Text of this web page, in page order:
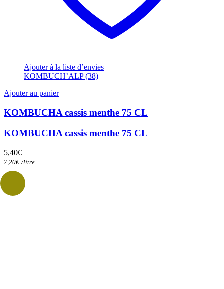
Ajouter à la liste d’envies
KOMBUCH’ALP (38)
Ajouter au panier
KOMBUCHA cassis menthe 75 CL
KOMBUCHA cassis menthe 75 CL
5,40€
7,20€ /litre